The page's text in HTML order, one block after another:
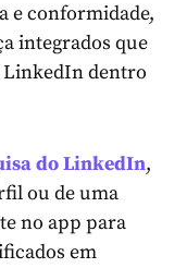
e conformidade,
integrados que
LinkedIn dentro
doLinkedIn,
ou de uma
no app para
em